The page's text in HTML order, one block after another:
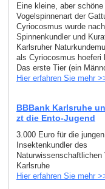
Eine kleine, aber schöne
Vogelspinnenart der
Cyriocosmus wurde
Spinnenkundler und
Karlsruher
als Cyriocosmus hoeferi
Das erste Tier (ein
Hier erfahren Sie mehr
BBBank Karlsruhe
zt die Ento-Jugend
3.000 Euro für die jungen
Insektenkundler des
Naturwissenschaftlichen
Karlsruhe
Hier erfahren Sie mehr